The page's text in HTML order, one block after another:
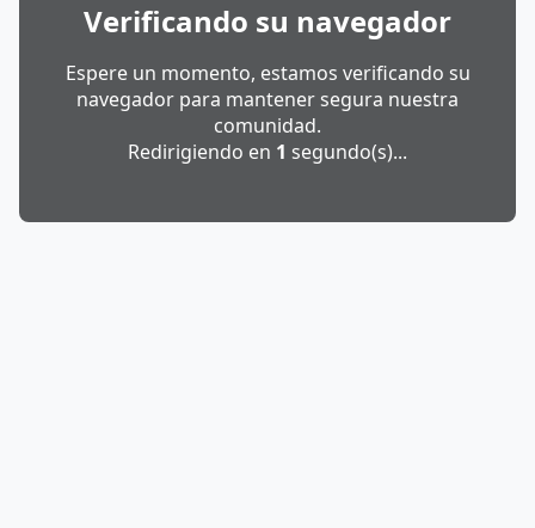
Verificando su navegador
Espere un momento, estamos verificando su
navegador para mantener segura nuestra
comunidad.
Redirigiendo en 1 segundo(s)...